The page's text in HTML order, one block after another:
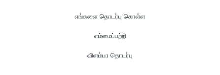
எங்களை தொடர்பு கொள்ள
எம்மைப்பற்றி
விளம்பர தொடர்பு